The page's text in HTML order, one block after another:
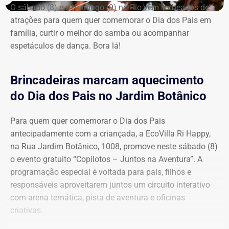
acessível em consulta neste sábado (08), com páginas de
despesas, receitas, licitações, pessoal e outros
documentos. Há registros no próprio sistema indicando
atualizações em julho de 2026.
Já a declaração de que 67% dos moradores seriam
“miseráveis” é feita sem nenhum tipo de indicação, no
vídeo, sobre a fonte, ano ou critério utilizado para chegar
ao percentual.
‘Vai deixar de existir’
Depois de apresentar as informações, o candidato revela
a proposta que pretende defender. Segundo ele, “não faz
o menor sentido continuar bancando uma cidadezinha
como essa”.
públicos da Justiça Eleitoral. Antes das eleições de 2020,
ele declarou possuir R$ 25 mil em bens. Seis anos depois,
ele tem R$ 827 mil de patrimônio, dividido entre imóveis
no Espírito Santo, depósitos bancários e investimentos,
município Campos dos Goytacazes.
O sábado (8) e o domingo (9) no Rio vêm recheados de
atrações para quem quer comemorar o Dia dos Pais em
família, curtir o melhor do samba ou acompanhar
espetáculos de dança. Bora lá!
Brincadeiras marcam aquecimento
do Dia dos Pais no Jardim Botânico
Para quem quer comemorar o Dia dos Pais
antecipadamente com a criançada, a EcoVilla Ri Happy,
na Rua Jardim Botânico, 1008, promove neste sábado (8)
o evento gratuito “Copilotos – Juntos na Aventura”. A
programação especial é voltada para pais, filhos e
responsáveis aproveitarem juntos um circuito interativo
com arena temática, pista de aventura e oficinas
criativas.